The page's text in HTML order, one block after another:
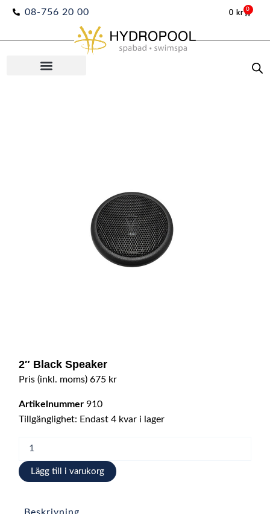
0 kr 0
08-756 20 00
2″ Black Speaker
Pris (inkl. moms) 675 kr
Artikelnummer 910
Tillgänglighet: Endast 4 kvar i lager
2"
mängd
Lägg till i varukorg